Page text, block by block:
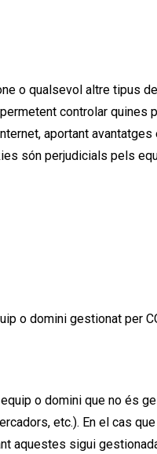
o qualsevol altre tipus
controlar quines
aportant
són perjudicials pels
o domini gestionat per
o domini que no és
etc.). En el cas
aquestes sigui